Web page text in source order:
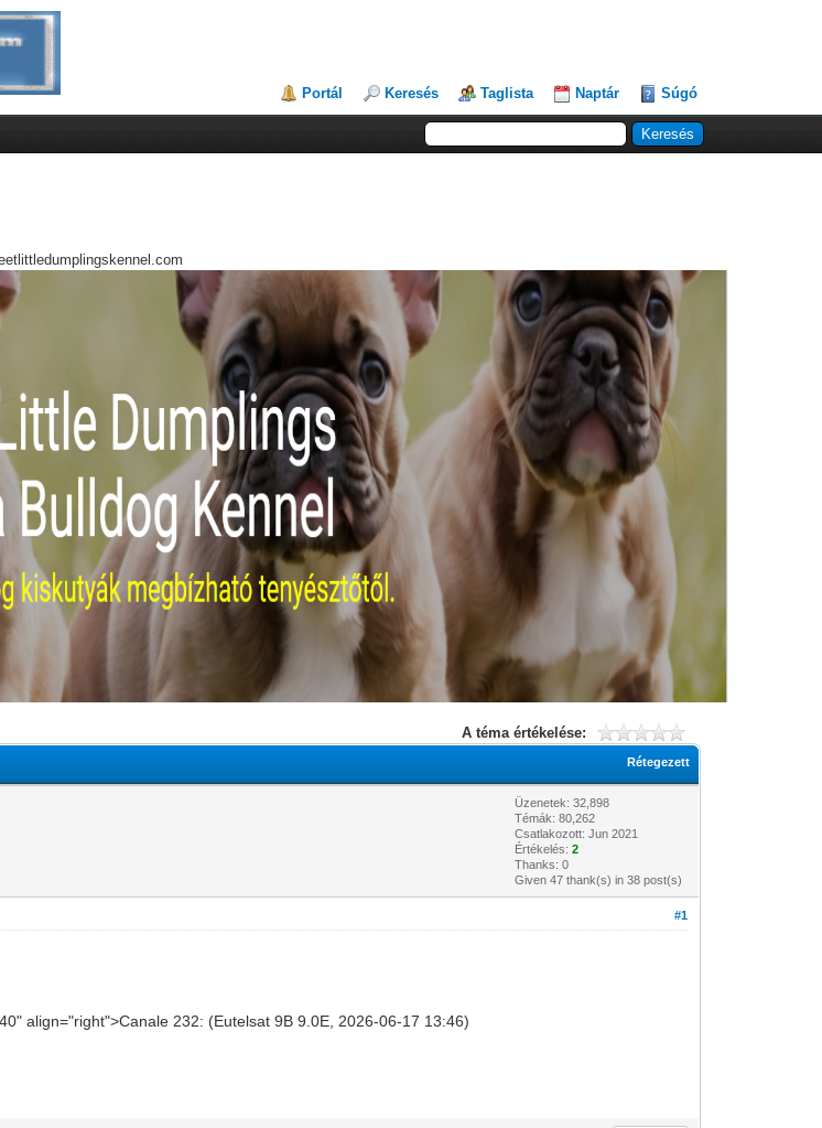
Portál Keresés Taglista Naptár Súgó
A téma értékelése:
Rétegezett
Üzenetek: 32,898
Témák: 80,262
Csatlakozott: Jun 2021
Értékelés:2
Thanks: 0
Given 47 thank(s) in 38 post(s)
#1
align="right">Canale 232: (Eutelsat 9B 9.0E, 2026-06-17 13:46)